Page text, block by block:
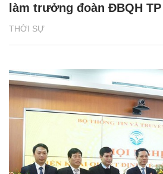
THỜI SỰ
làm trưởng đoàn ĐBQH TP